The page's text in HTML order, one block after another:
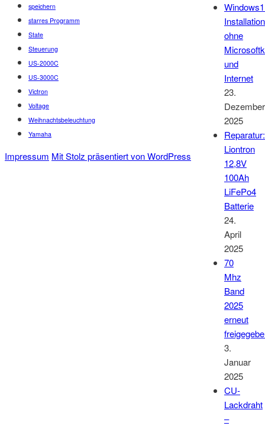
Installation
ohne
und
Internet
23.
Dezember
2025
Reparatur:
Liontron
12,8V
100Ah
LiFePo4
Batterie
24.
April
2025
70
Mhz
Band
2025
erneut
3.
Januar
2025
CU-
Lackdraht
–
speichern
starres Programm
State
Steuerung
US-2000C
US-3000C
Victron
Voltage
Weihnachtsbeleuchtung
Yamaha
Impressum Mit Stolz präsentiert von WordPress